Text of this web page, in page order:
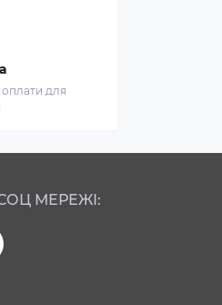
оплати для
МЕРЕЖІ: